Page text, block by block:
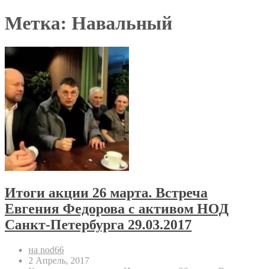
Метка: Навальный
Итоги акции 26 марта. Встреча
Евгения Федорова с активом НОД
Санкт-Петербурга 29.03.2017
на nod66
2 Апрель, 2017